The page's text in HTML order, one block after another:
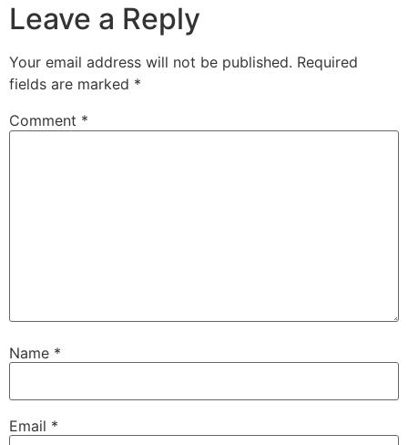
Leave a Reply
Your email address will not be published. Required
fields are marked *
Comment *
Name *
Email *